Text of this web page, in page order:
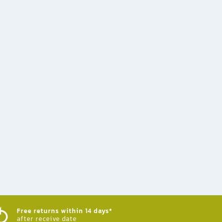
Free returns within 14 days*
after receive date